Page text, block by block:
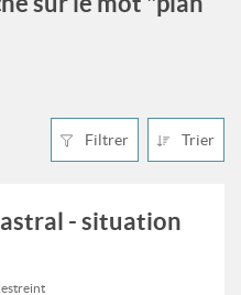
Filtrer Trier
- situation